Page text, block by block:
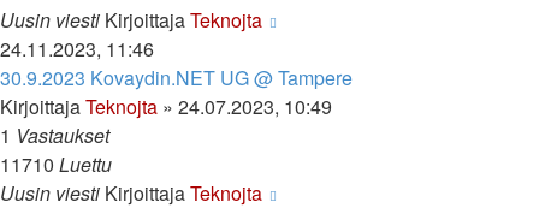
Uusin viesti KirjoittajaTeknojta
24.11.2023, 11:46
30.9.2023 Kovaydin.NET UG @ Tampere
KirjoittajaTeknojta » 24.07.2023, 10:49
1 Vastaukset
11710 Luettu
Uusin viesti KirjoittajaTeknojta